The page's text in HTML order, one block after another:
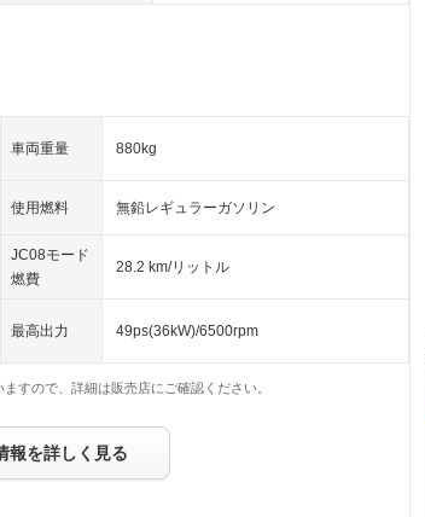
車両重量 880kg
使用燃料 無鉛レギュラーガソリン
JC08モード
燃費
28.2 km/リットル
最高出力 49ps(36kW)/6500rpm
すので、詳細は販売店にご確認ください。
報を詳しく見る